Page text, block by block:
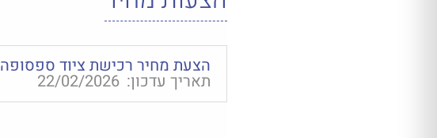
הצעת מחיר רכישת ציוד ספסופה
תאריך עדכון: 22/02/2026